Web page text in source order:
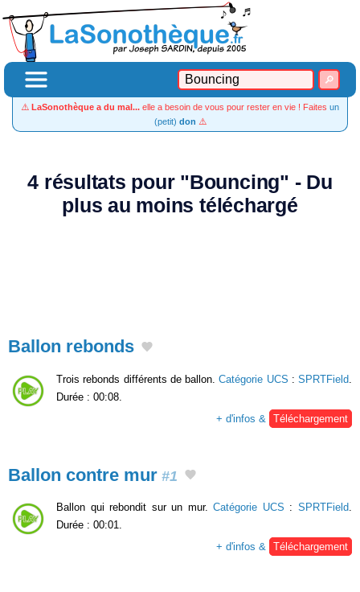
⚠️ LaSonothèque a du mal... elle a besoin de vous pour rester en vie ! Faites un
(petit) don ⚠️
4 résultats pour "Bouncing" - Du
plus au moins téléchargé
Ballon rebonds
Trois rebonds différents de ballon.Catégorie UCS : SPRTField
Durée : 00:08.
+ d'infos &
Téléchargement
Ballon contre mur #1
Ballon qui rebondit sur un mur.Catégorie UCS :SPRTField.
Durée : 00:01.
+ d'infos & Téléchargement